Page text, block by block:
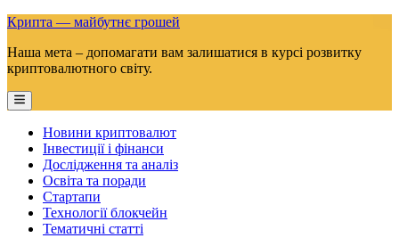
Skip
content
Крипта — майбутнє грошей
Наша мета – допомагати вам залишатися в курсі розвитку
криптовалютного світу.
Main
Menu
Новини криптовалют
Інвестиції і фінанси
Дослідження та аналіз
Освіта та поради
Стартапи
Технології блокчейн
Тематичні статті